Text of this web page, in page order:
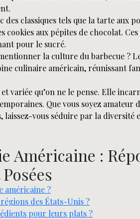
des classiques tels que la tarte aux
aux pépites de chocolat.
pour le sucré.
la culture du barbecue ?
culinaire américain, réunissant
variée qu’on ne le pense. Elle
Que vous soyez amateur
vous séduire par la diversité
Américaine :
américaine ?
des États-Unis ?
pour leurs plats ?